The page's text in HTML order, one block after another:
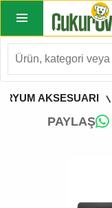
AKSESUARI
PAYLAŞ